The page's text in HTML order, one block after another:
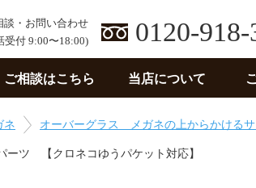
談・お問い合わせ
受付 9:00〜18:00)
0120-918-
ご相談はこちら 当店について
ネ オーバーグラス メガネの上からかけるサ
ツ 【クロネコゆうパケット対応】